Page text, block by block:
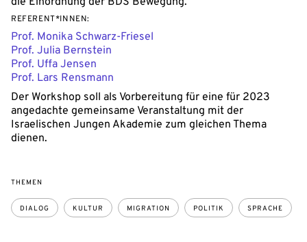
REFERENT*INNEN:
Prof. Monika Schwarz-Friesel
Prof. Julia Bernstein
Prof. Uffa Jensen
Prof. Lars Rensmann
Der Workshop soll als Vorbereitung für eine für 2023
angedachte gemeinsame Veranstaltung mit der
Israelischen Jungen Akademie zum gleichen Thema
dienen.
THEMEN
DIALOG KULTUR MIGRATION POLITIK SPRACHE